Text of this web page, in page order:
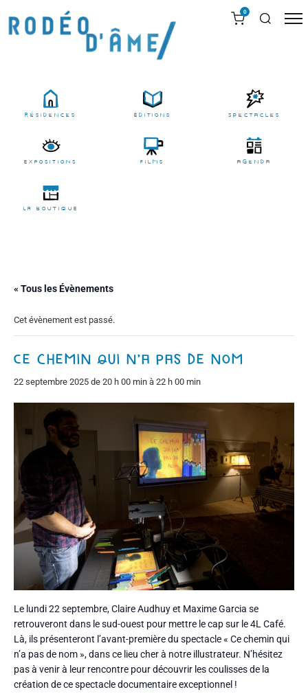
0
résidences Éditions Spectacles
EXPOSITIONS films agenda
LA BOUTIQUE
« Tous les Évènements
Cet évènement est passé.
Ce chemin qui n’a pas de nom
22 septembre 2025 de 20 h 00 min à 22 h 00 min
Le lundi 22 septembre, Claire Audhuy et Maxime Garcia se
retrouveront dans le sud-ouest pour mettre le cap sur le 4L Café.
Là, ils présenteront l’avant-première du spectacle « Ce chemin qui
n’a pas de nom », dans ce lieu cher à notre illustrateur. N’hésitez
pas à venir à leur rencontre pour découvrir les coulisses de la
création de ce spectacle documentaire exceptionnel !